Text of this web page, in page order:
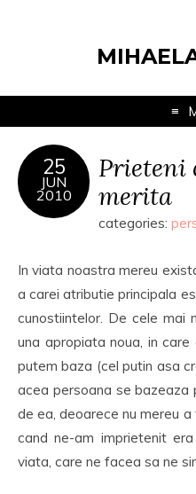
25
JUN
2010
Prieteni
merita
categories:
In viata noastra mereu
a carei atributie principala
cunostiintelor. De cele mai
una apropiata noua, in
putem baza (cel putin asa
acea persoana se bazeaza
de ea, deoarece nu mereu
cand ne-am imprietenit
viata, care ne facea sa ne